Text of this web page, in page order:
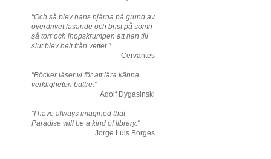
"Och så blev hans hjärna på grund av
överdrivet läsande och brist på sömn
så torr och ihopskrumpen att han till
slut blev helt från vettet."
Cervantes
"Böcker läser vi för att lära känna
verkligheten bättre."
Adolf Dygasinski
"I have always imagined that
Paradise will be a kind of library."
Jorge Luis Borges